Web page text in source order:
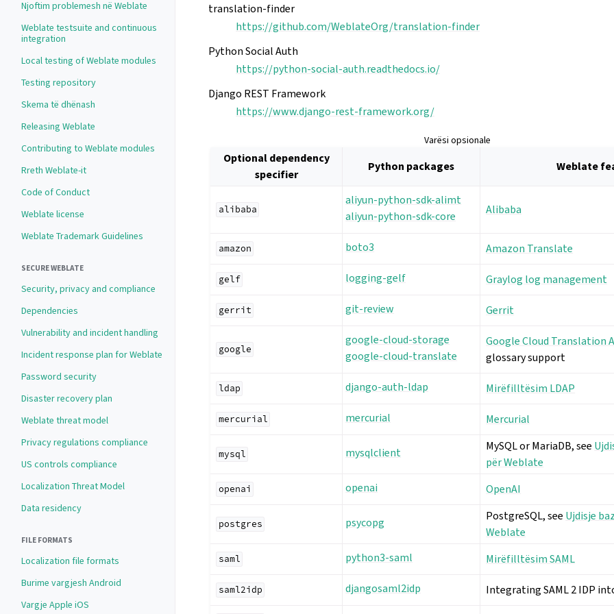
Njoftim problemesh në Weblate
Weblate testsuite and continuous
integration
Local testing of Weblate modules
Testing repository
Skema të dhënash
Releasing Weblate
Contributing to Weblate modules
Rreth Weblate-it
Code of Conduct
Weblate license
Weblate Trademark Guidelines
SECURE WEBLATE
Security, privacy and compliance
Dependencies
Vulnerability and incident handling
Incident response plan for Weblate
Password security
Disaster recovery plan
Weblate threat model
Privacy regulations compliance
US controls compliance
Localization Threat Model
Data residency
FILE FORMATS
Localization file formats
Burime vargjesh Android
Vargje Apple iOS
translation-finder
https://github.com/WeblateOrg/translation-finder
Python Social Auth
https://python-social-auth.readthedocs.io/
Django REST Framework
https://www.django-rest-framework.org/
Varësi opsionale
Optional dependency
specifier
Python packages Weblate
alibaba
aliyun-python-sdk-alimt
aliyun-python-sdk-core
Alibaba
amazon boto3 Amazon Translate
gelf logging-gelf Graylog log management
gerrit git-review Gerrit
google
google-cloud-storage
google-cloud-translate
Google Cloud Translation
glossary support
ldap django-auth-ldap Mirëfilltësim LDAP
mercurial mercurial Mercurial
mysql mysqlclient MySQL or MariaDB, see
për Weblate
openai openai OpenAI
postgres psycopg PostgreSQL, see Ujdisje
Weblate
saml python3-saml Mirëfilltësim SAML
saml2idp djangosaml2idp Integrating SAML 2 IDP